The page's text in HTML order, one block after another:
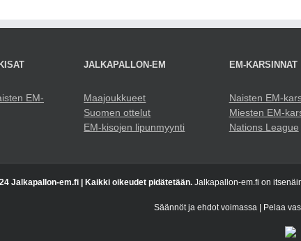
EM-
JALKAPALLON-EM
Maajoukkueet
Suomen ottelut
EM-kisojen lipunmyynti
EM-KARSINNAT
Naisten EM-
Miesten EM-
Nations League
Jalkapallon-em.fi | Kaikki oikeudet pidätetään. Jalkapallon-em.fi on
Säännöt ja ehdot voimassa | Pelaa